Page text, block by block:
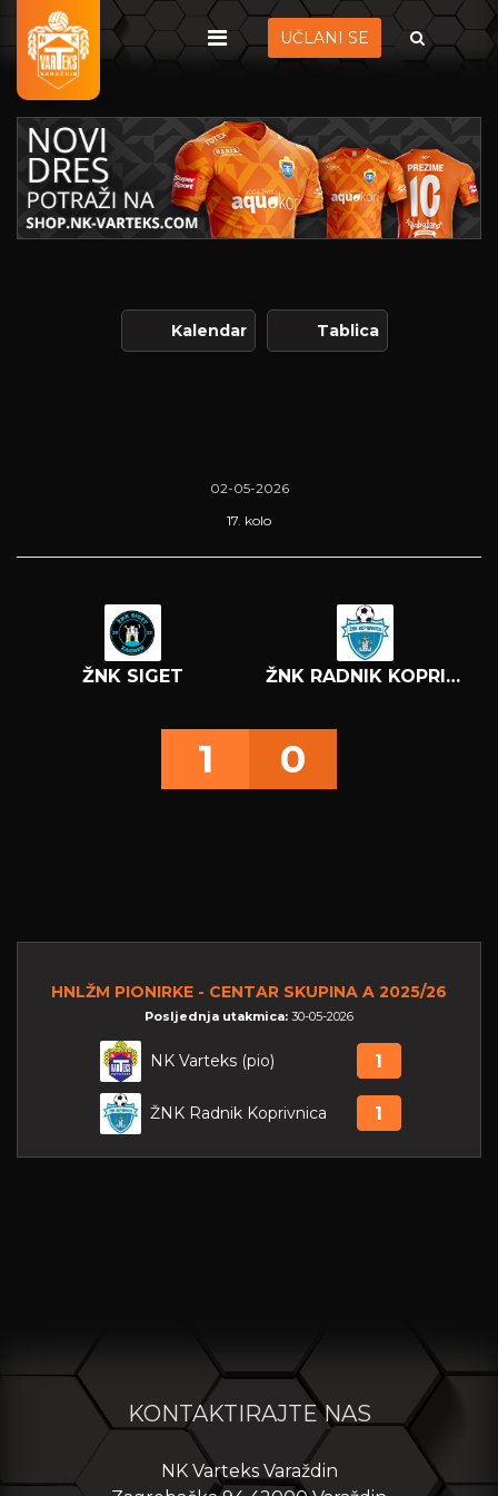
UČLANI SE
Kalendar Tablica
02-05-2026
17. kolo
ŽNK SIGET ŽNK RADNIK KOPRIVNICA
1 0
HNLŽM PIONIRKE - CENTAR SKUPINA A 2025/26
Posljednja utakmica: 30-05-2026
NK Varteks (pio) 1
ŽNK Radnik Koprivnica 1
KONTAKTIRAJTE NAS
NK Varteks Varaždin